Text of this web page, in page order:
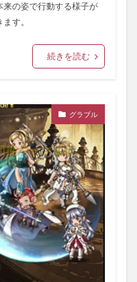
来の姿で行動する様子が
す。
続きを読む
グラブル